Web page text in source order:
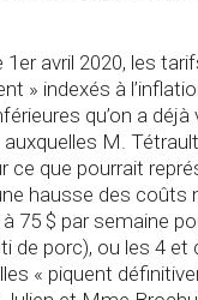
1er avril 2020, les
» indexés à
qu’on a déjà
M.
ce que pourrait
hausse des coûts
à 75 $ par semaine
de porc), ou les 4 et
« piquent